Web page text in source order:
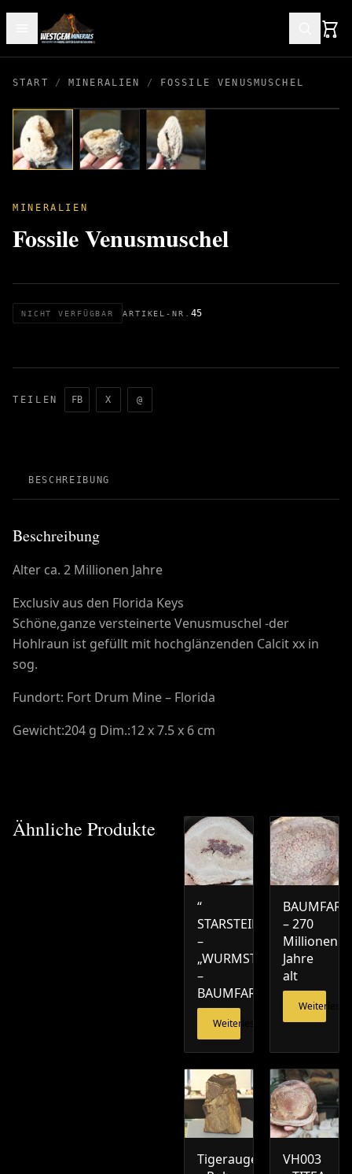
START / MINERALIEN / FOSSILE VENUSMUSCHEL
MINERALIEN
Fossile Venusmuschel
NICHT VERFÜGBAR ARTIKEL-NR. 45
TEILEN FB X @
BESCHREIBUNG
Beschreibung
Alter ca. 2 Millionen Jahre
Exclusiv aus den Florida Keys
Schöne,ganze versteinerte Venusmuschel -der
Hohlraun ist gefüllt mit hochglänzenden Calcit xx in
sog.
Fundort: Fort Drum Mine – Florida
Gewicht:204 g Dim.:12 x 7.5 x 6 cm
Ähnliche Produkte
“
STARSTEIN“
–
„WURMSTEIN“
–
BAUMFARN
Weiterlesen
BAUMFARN
– 270
Millionen
Jahre
alt
Weiterlesen
Tigerauge
VH003